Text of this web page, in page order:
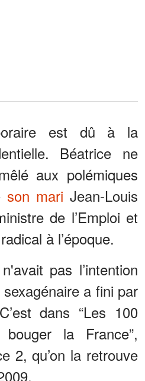
est dû à la
Béatrice ne
aux polémiques
son mari Jean-Louis
de l’Emploi et
à l’époque.
pas l’intention
a fini par
dans “Les 100
la France”,
2, qu’on la retrouve